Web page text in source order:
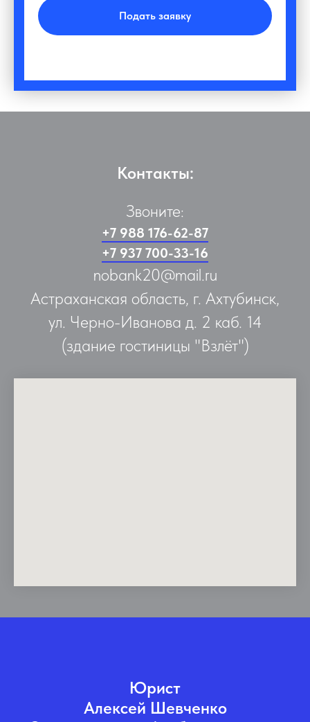
Подать заявку
Контакты:
Звоните:
+7 988 176-62-87
+7 937 700-33-16
nobank20@mail.ru
Астраханская область, г. Ахтубинск,
ул. Черно-Иванова д. 2 каб. 14
(здание гостиницы "Взлёт")
Юрист
Алексей Шевченко